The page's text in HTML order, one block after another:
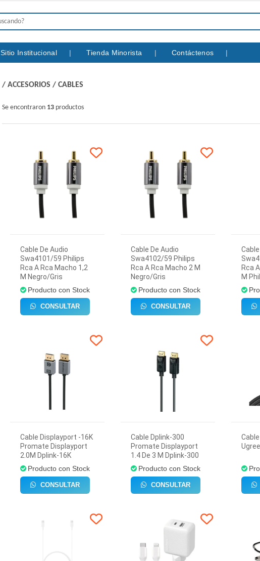
Sitio Institucional Tienda Minorista Contáctenos
/ ACCESORIOS / CABLES
Se encontraron 13 productos
Cable De Audio
Swa4101/59 Philips
Rca A Rca Macho 1,2
M Negro/Gris
Producto con Stock
CONSULTAR
Cable De Audio
Swa4102/59 Philips
Rca A Rca Macho 2 M
Negro/Gris
Producto con Stock
CONSULTAR
Rca
M
Cable Displayport -16K
Promate Displayport
2.0M Dplink-16K
Producto con Stock
CONSULTAR
Cable Dplink-300
Promate Displayport
1.4 De 3 M Dplink-300
Producto con Stock
CONSULTAR